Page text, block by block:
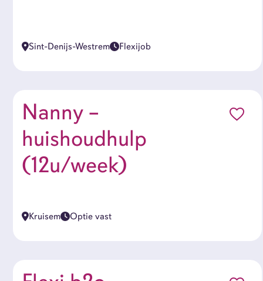
Sint-Denijs-Westrem Flexijob
Nanny –
huishoudhulp
(12u/week)
Kruisem Optie vast